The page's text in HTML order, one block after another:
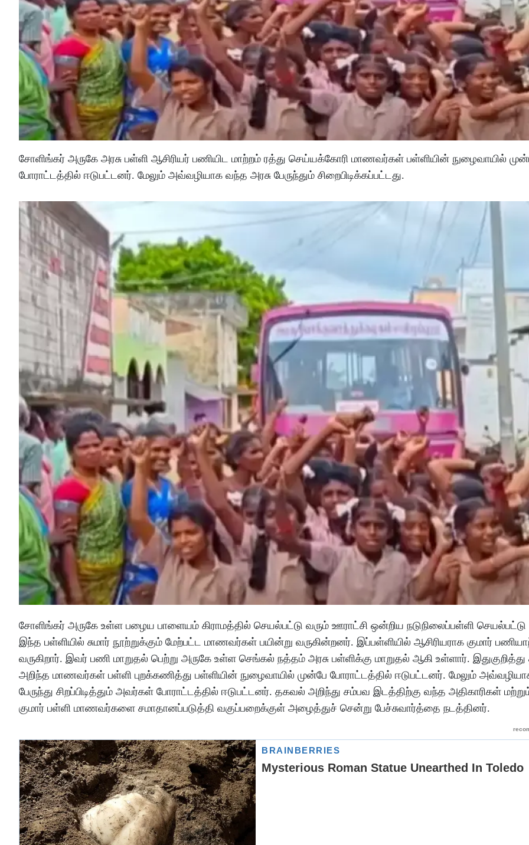
சோளிங்கர் அருகே அரசு பள்ளி ஆசிரியர் பணியிட மாற்றம் ரத்து செய்யக்கோரி மாணவர்கள் பள்ளியின் நுழைவாயில்
போராட்டத்தில் ஈடுபட்டனர். மேலும் அவ்வழியாக வந்த அரசு பேருந்தும் சிறைபிடிக்கப்பட்டது.
சோளிங்கர் அருகே உள்ள பழைய பாளையம் கிராமத்தில் செயல்பட்டு வரும் ஊராட்சி ஒன்றிய நடுநிலைப்பள்ளி செயல்பட்டு
இந்த பள்ளியில் சுமார் நூற்றுக்கும் மேற்பட்ட மாணவர்கள் பயின்று வருகின்றனர். இப்பள்ளியில் ஆசிரியராக குமார்
வருகிறார். இவர் பணி மாறுதல் பெற்று அருகே உள்ள செங்கல் நத்தம் அரசு பள்ளிக்கு மாறுதல் ஆகி உள்ளார்.
அறிந்த மாணவர்கள் பள்ளி புறக்கணித்து பள்ளியின் நுழைவாயில் முன்பே போராட்டத்தில் ஈடுபட்டனர். மேலும்
பேருந்து சிறப்பிடித்தும் அவர்கள் போராட்டத்தில் ஈடுபட்டனர். தகவல் அறிந்து சம்பவ இடத்திற்கு வந்த அதிகாரிகள்
குமார் பள்ளி மாணவர்களை சமாதானப்படுத்தி வகுப்பறைக்குள் அழைத்துச் சென்று பேச்சுவார்த்தை நடத்தினர்.